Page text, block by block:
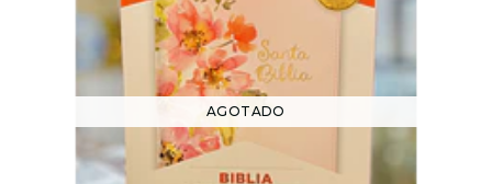
AGOTADO